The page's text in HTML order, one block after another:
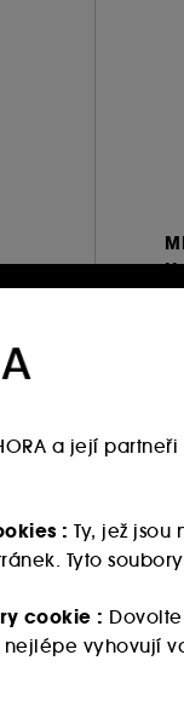
a její
: Ty, jež
Tyto
cookie :
nejlépe vyhovují
soubory cookie :